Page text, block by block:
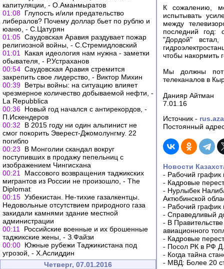
капитуляции, - О.Аманмыратов
01:08 Глупость и/или предательство
либералов? Почему доллар бьет по рублю и
юаню, - С.Цатурян
01:05 Саудовская Аравия раздувает пожар
религиозной войны, - С.Стремидловский
01:01
Какая идеология нам нужна - заметки
обывателя, - Р.Устраханов
00:54 Саудовская Аравия стремится
закрепить свое лидерство, - Виктор Михин
00:39 Ветры войны: на ситуацию влияет
чрезмерное количество добываемой нефти, -
La Repubblica
00:36 Новый год начался с антирекордов, -
П.Искендеров
00:32
В 2015 году ни один альпинист не
смог покорить Эверест-Джомолунгму. 22
погибло
00:23
В Монголии скандал вокруг
поступивших в продажу пепельниц с
изображением Чингисхана
00:21
Массового возвращения таджикских
мигрантов из России не произошло, - The
Diplomat
00:15 Узбекистан. Не-тихие газалкентцы.
Недовольные отсутствием природного газа
закидали камнями здание местной
администрации
00:11
Российские военные и их брошенные
таджикские жены, - З.Файзи
00:00 Южные рубежи Таджикистана под
угрозой, - Х.Аслиддин
Четверг, 07.01.2016
К сожалению,
испытывать
между
последний год:
"Дордой"
чтобы накормить
Мы должны
телеканалов в
Данияр Айтман
7.01.16
Источник -
Постоянный
Новости
- Рабочий график
- Кадровые
- Нурлыбек
Актюбинской
- Рабочий график
- Справедливый
- В
авиационного
- Кадровые
- Посол РК в РФ
- Когда тайна
- МВД: Более 20